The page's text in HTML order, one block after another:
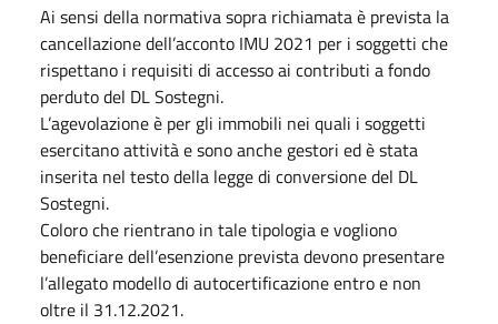
Ai sensi della normativa sopra richiamata è prevista la
cancellazione dell’acconto IMU 2021 per i soggetti che
rispettano i requisiti di accesso ai contributi a fondo
perduto del DL Sostegni.
L’agevolazione è per gli immobili nei quali i soggetti
esercitano attività e sono anche gestori ed è stata
inserita nel testo della legge di conversione del DL
Sostegni.
Coloro che rientrano in tale tipologia e vogliono
beneficiare dell’esenzione prevista devono presentare
l’allegato modello di autocertificazione entro e non
oltre il 31.12.2021.